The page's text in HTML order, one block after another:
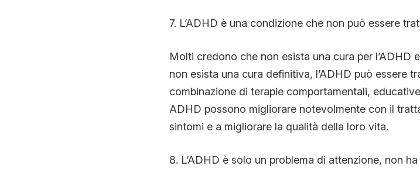
7. L’ADHD è una condizione che non può essere
Molti credono che non esista una cura per l’ADHD
non esista una cura definitiva, l’ADHD può essere
combinazione di terapie comportamentali,
ADHD possono migliorare notevolmente con il
sintomi e a migliorare la qualità della loro vita.
8. L’ADHD è solo un problema di attenzione, non